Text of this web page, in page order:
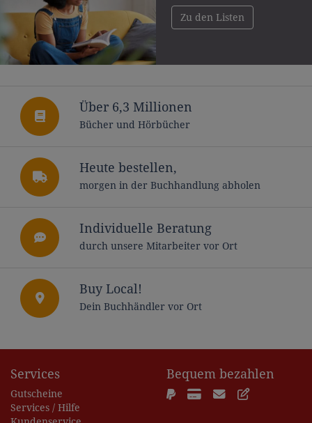
Zu den Listen
Über 6,3 Millionen
Bücher und Hörbücher
Heute bestellen,
morgen in der Buchhandlung abholen
Individuelle Beratung
durch unsere Mitarbeiter vor Ort
Buy Local!
Dein Buchhändler vor Ort
Services
Gutscheine
Services / Hilfe
Bequem bezahlen